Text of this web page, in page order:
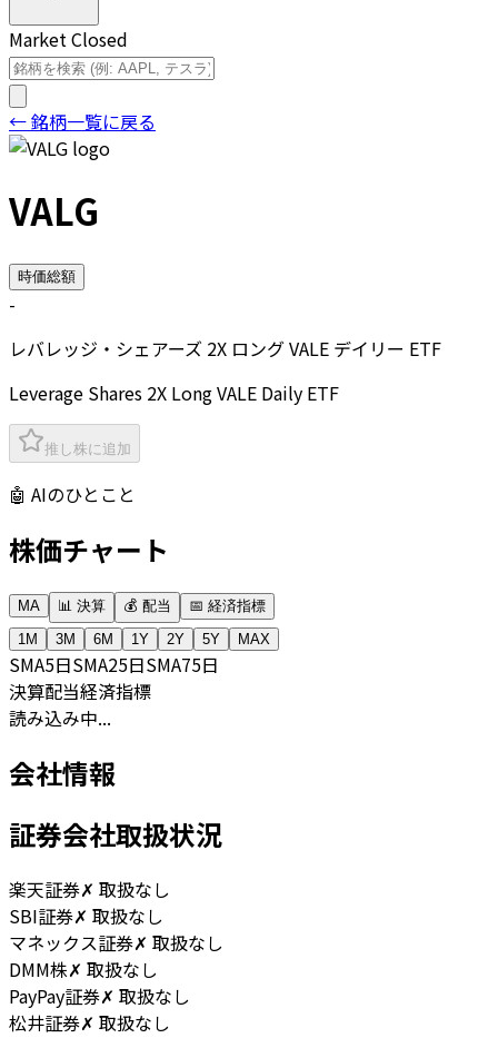
Market Closed
← 銘柄一覧に戻る
VALG
時価総額
-
レバレッジ・シェアーズ 2X ロング VALE デイリー ETF
Leverage Shares 2X Long VALE Daily ETF
推し株に追加
🤖 AIのひとこと
株価チャート
MA 📊 決算 💰 配当
📅 経済指標
1M
3M 6M 1Y 2Y 5Y MAX
SMA5日SMA25日SMA75日
決算配当経済指標
読み込み中...
会社情報
証券会社取扱状況
楽天証券✗ 取扱なし
SBI証券✗ 取扱なし
マネックス証券✗ 取扱なし
DMM株✗ 取扱なし
PayPay証券✗ 取扱なし
松井証券✗ 取扱なし